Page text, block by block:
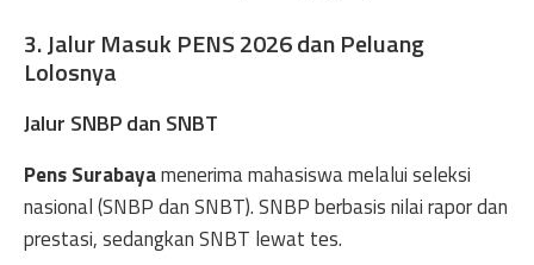
3. Jalur Masuk PENS 2026 dan Peluang
Lolosnya
Jalur SNBP dan SNBT
Pens Surabayamenerima mahasiswa melalui seleksi
nasional (SNBP dan SNBT). SNBP berbasis nilai rapor dan
prestasi, sedangkan SNBT lewat tes.